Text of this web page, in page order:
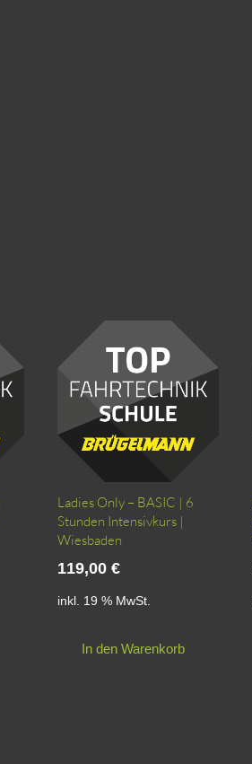
Ladies Only – BASIC | 6
Stunden Intensivkurs |
Wiesbaden
119,00 €
inkl. 19 % MwSt.
In den Warenkorb